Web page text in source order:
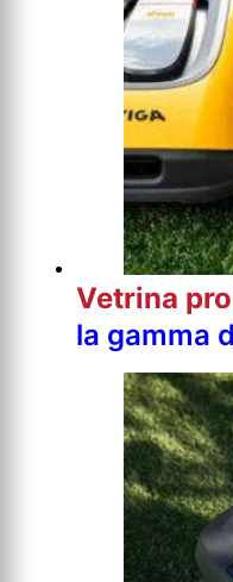
Vetrina
la gamma